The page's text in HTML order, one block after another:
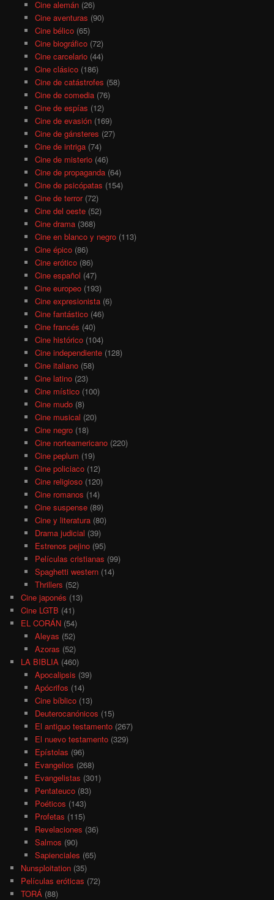
Cine alemán(26)
Cine aventuras (90)
Cine bélico(65)
Cine biográfico(72)
Cine carcelario(44)
Cine clásico(186)
Cine de catástrofes (58)
Cine de comedia(76)
Cine de espías (12)
Cine de evasión(169)
Cine de gánsteres (27)
Cine de intriga(74)
Cine de misterio(46)
Cine de propaganda(64)
Cine de psicópatas (154)
Cine de terror(72)
Cine del oeste(52)
Cine drama(368)
Cine en blanco y negro(113)
Cine épico(86)
Cine erótico(86)
Cine español (47)
Cine europeo(193)
Cine expresionista(6)
Cine fantástico(46)
Cine francés (40)
Cine histórico(104)
Cine independiente(128)
Cine italiano(58)
Cine latino(23)
Cine místico(100)
Cine mudo(8)
Cine musical (20)
Cine negro(18)
Cine norteamericano(220)
Cine peplum (19)
Cine policiaco(12)
Cine religioso(120)
Cine romanos (14)
Cine suspense(89)
Cine y literatura(80)
Drama judicial (39)
Estrenos pejino(95)
Películas cristianas (99)
Spaghetti western(14)
Thrillers (52)
Cine japonés (13)
Cine LGTB (41)
EL CORÁN (54)
Aleyas (52)
Azoras (52)
LA BIBLIA (460)
Apocalipsis (39)
Apócrifos (14)
Cine bíblico(13)
Deuterocanónicos (15)
El antiguo testamento(267)
El nuevo testamento(329)
Epístolas (96)
Evangelios (268)
Evangelistas (301)
Pentateuco(83)
Poéticos (143)
Profetas (115)
Revelaciones (36)
Salmos (90)
Sapienciales (65)
Nunsploitation (35)
Películas eróticas (72)
TORÁ (88)